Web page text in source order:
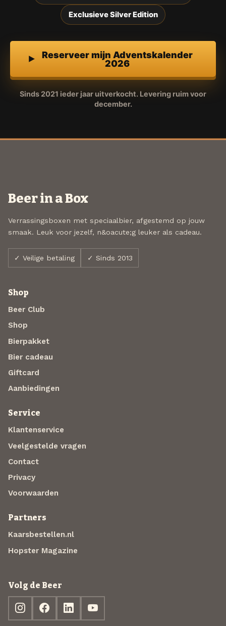
Exclusieve Silver Edition
Reserveer mijn Adventskalender
2026
Sinds 2021 ieder jaar uitverkocht. Levering ruim voor
december.
Beer in a Box
Verrassingsboxen met speciaalbier, afgestemd op jouw
smaak. Leuk voor jezelf, n&oacute;g leuker als cadeau.
✓ Veilige betaling ✓ Sinds 2013
Shop
Beer Club
Shop
Bierpakket
Bier cadeau
Giftcard
Aanbiedingen
Service
Klantenservice
Veelgestelde vragen
Contact
Privacy
Voorwaarden
Partners
Kaarsbestellen.nl
Hopster Magazine
Volg de Beer